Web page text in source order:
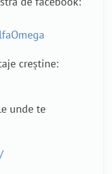
creștine:
unde te